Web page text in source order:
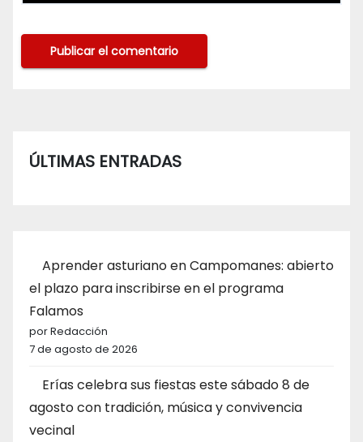
ÚLTIMAS ENTRADAS
Aprender asturiano en Campomanes: abierto
el plazo para inscribirse en el programa
Falamos
por Redacción
7 de agosto de 2026
Erías celebra sus fiestas este sábado 8 de
agosto con tradición, música y convivencia
vecinal